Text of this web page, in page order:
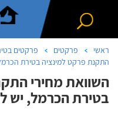
ראשי פרקטים
פרקטים
התקנת פרקט למינציה בטירת
השוואת מחירי
בטירת הכרמל, יש